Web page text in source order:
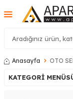
Anasayfa OTO
KATEGORI